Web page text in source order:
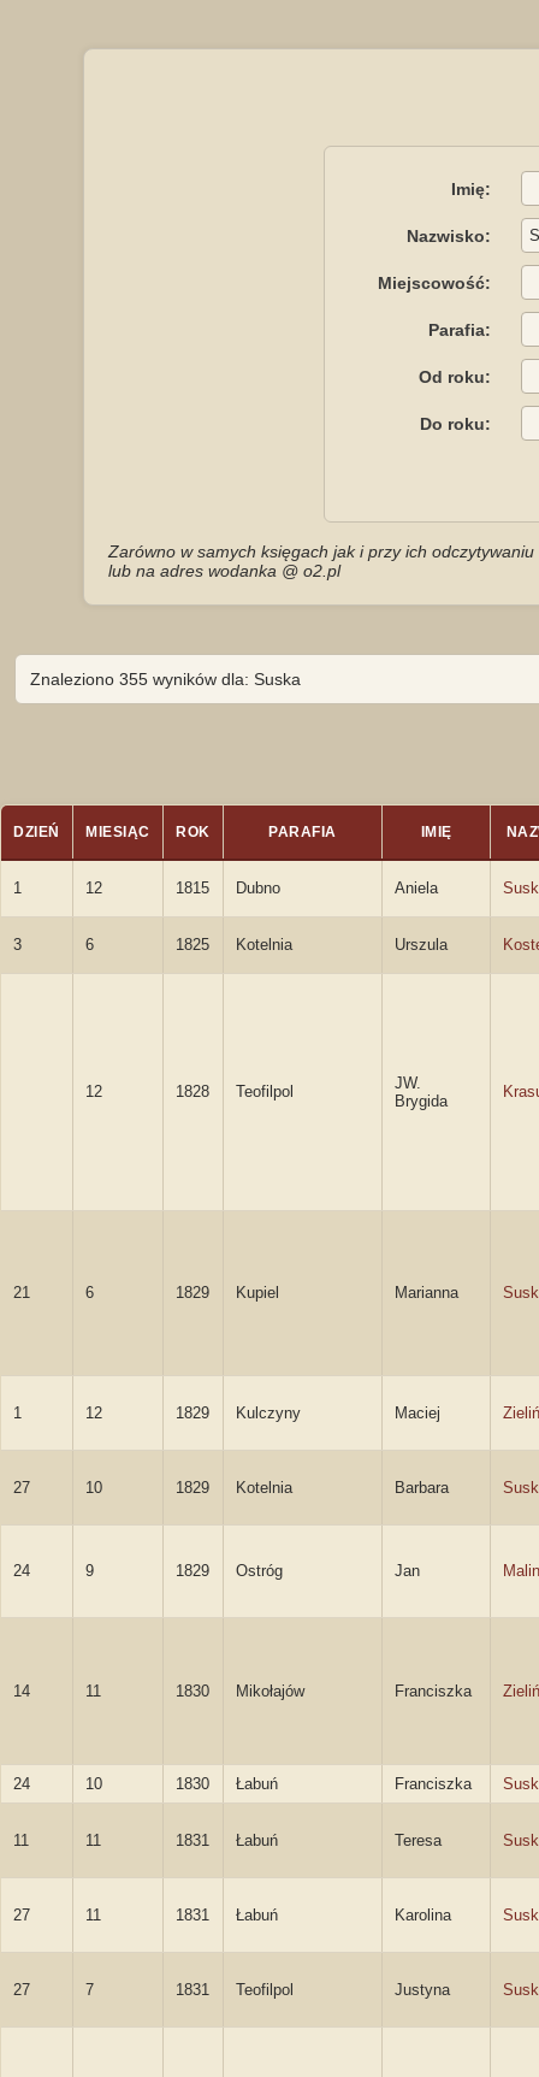
Imię:
Nazwisko:
Miejscowość:
Parafia:
Od roku:
Do roku:
Zarówno w samych księgach jak i przy ich
lub na adres wodanka @ o2.pl
Znaleziono 355 wyników dla: Suska
DZIEŃ MIESIĄC ROK PARAFIA IMIĘ
1 12 1815 Dubno Aniela
3 6 1825 Kotelnia Urszula
12 1828 Teofilpol
JW.
Brygida
21 6 1829 Kupiel Marianna
1 12 1829 Kulczyny Maciej
27 10 1829 Kotelnia Barbara
24 9 1829 Ostróg Jan
14 11 1830 Mikołajów Franciszka
24 10 1830 Łabuń Franciszka
11 11 1831 Łabuń Teresa
27 11 1831 Łabuń Karolina
27 7 1831 Teofilpol Justyna